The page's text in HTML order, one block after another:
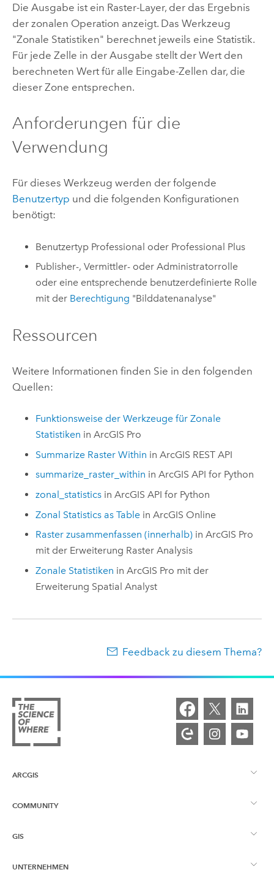
Die Ausgabe ist ein Raster-Layer, der das Ergebnis
der zonalen Operation anzeigt. Das Werkzeug
"Zonale Statistiken" berechnet jeweils eine Statistik.
Für jede Zelle in der Ausgabe stellt der Wert den
berechneten Wert für alle Eingabe-Zellen dar, die
dieser Zone entsprechen.
Anforderungen für die
Verwendung
Für dieses Werkzeug werden der folgende
Benutzertyp und die folgenden Konfigurationen
benötigt:
Benutzertyp Professional oder Professional Plus
Publisher-, Vermittler- oder Administratorrolle
oder eine entsprechende benutzerdefinierte Rolle
mit der Berechtigung "Bilddatenanalyse"
Ressourcen
Weitere Informationen finden Sie in den folgenden
Quellen:
Funktionsweise der Werkzeuge für Zonale
Statistiken inArcGIS Pro
Summarize Raster Within inArcGIS REST API
summarize_raster_within inArcGIS API for Python
zonal_statistics inArcGIS API for Python
Zonal Statistics as Table inArcGIS Online
Raster zusammenfassen (innerhalb) inArcGIS Pro
mit der Erweiterung Raster Analysis
Zonale Statistiken inArcGIS Pro mit der
Erweiterung Spatial Analyst
Feedback zu diesem Thema?
ARCGIS
ArcGIS – Überblick
COMMUNITY
Esri Community
GIS
Was ist GIS?
UNTERNEHMEN